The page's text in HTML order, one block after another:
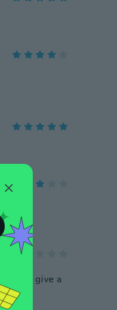
Does give a